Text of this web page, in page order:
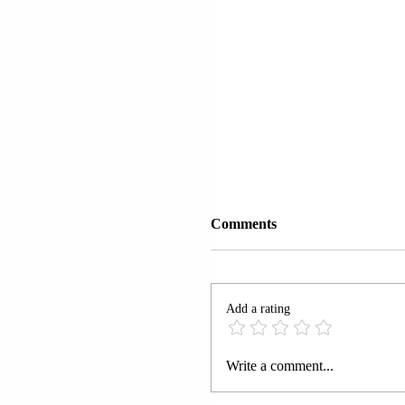
DIKTATORI ÇAVISTO-
Comments
Add a rating
Write a comment...